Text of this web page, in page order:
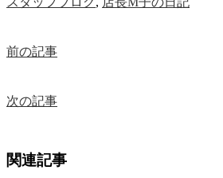
前の記事
次の記事
関連記事